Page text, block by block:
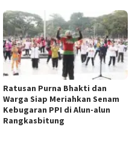
Ratusan Purna Bhakti dan
Warga Siap Meriahkan Senam
Kebugaran PPI di Alun-alun
Rangkasbitung